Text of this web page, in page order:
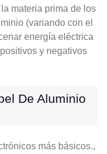
materia prima de los
(variando con el
energía eléctrica
y negativos
De Aluminio
más básicos.,